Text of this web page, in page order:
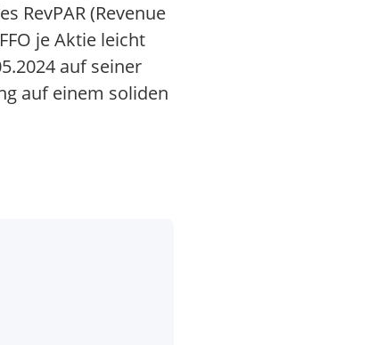
RevPAR (Revenue
je Aktie leicht
auf seiner
auf einem soliden